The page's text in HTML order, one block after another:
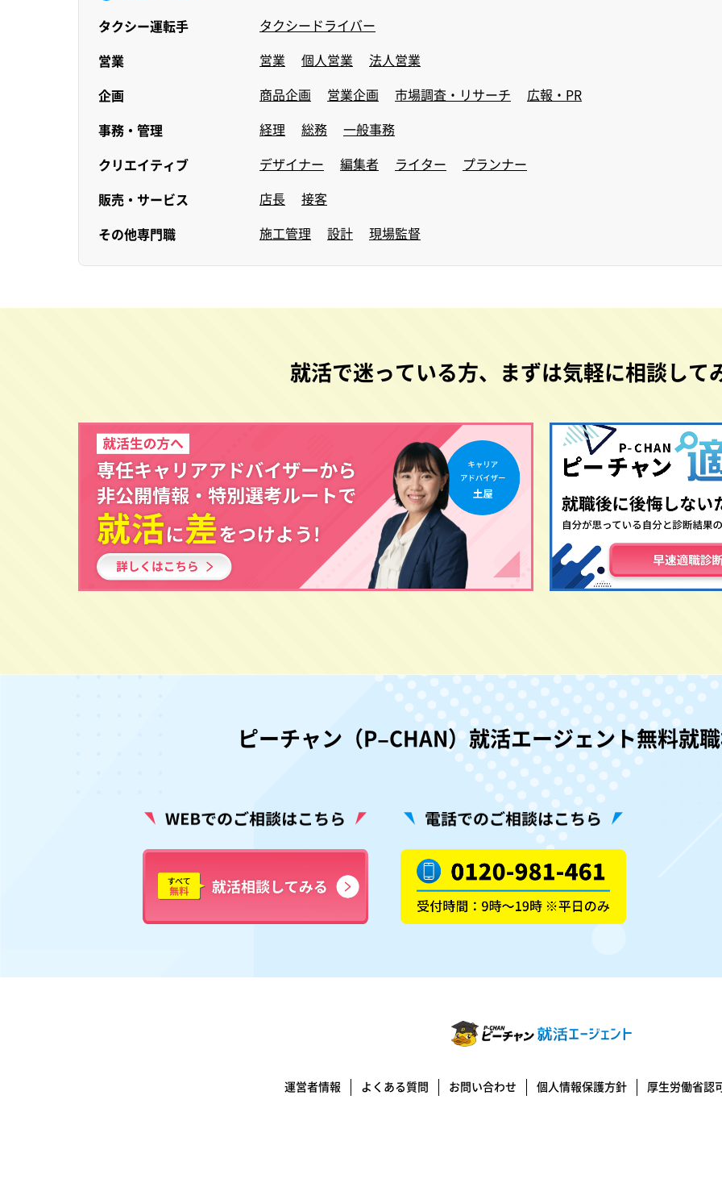
タクシー運転手 タクシードライバー
営業 営業 個人営業 法人営業
企画 商品企画 営業企画 市場調査・リサーチ 広報・PR
事務・管理 経理 総務 一般事務
クリエイティブ デザイナー 編集者 ライター プランナー
販売・サービス 店長 接客
その他専門職 施工管理 設計 現場監督
就活で迷っている方、 まずは気軽に相談して
ピーチャン（P−CHAN）就活エージェント無料就
運営者情報 よくある質問 お問い合わせ 個人情報保護方針 厚生労働省認